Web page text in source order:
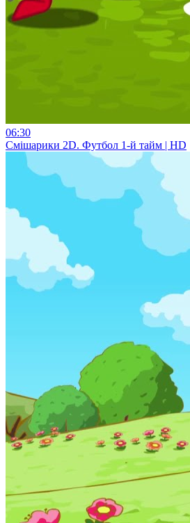
06:30
Смiшарики 2D. Футбол 1-й тайм | HD